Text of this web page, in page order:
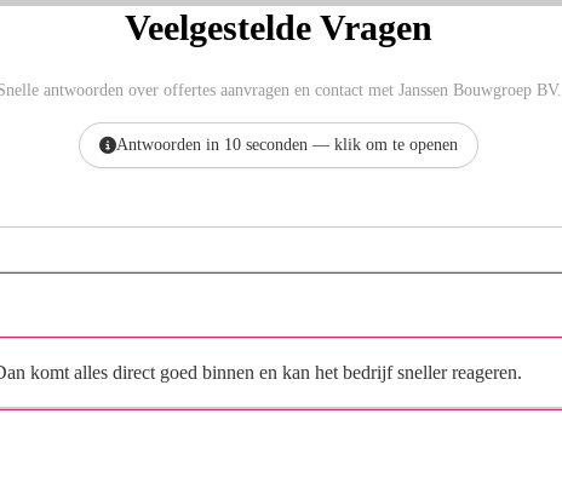
Veelgestelde Vragen
antwoorden over offertes aanvragen en contact met Janssen Bouwgroep BV.
Antwoorden in 10 seconden — klik om te openen
komt alles direct goed binnen en kan het bedrijf sneller reageren.